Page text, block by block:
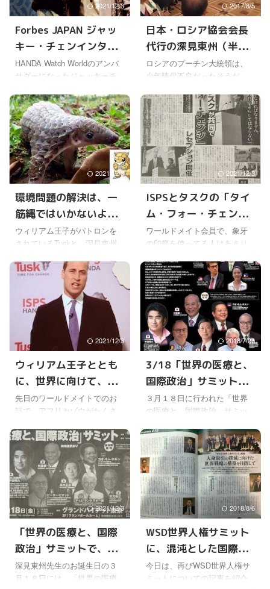
2021/12/3
Forbes JAPAN ジャッ
キー・チェンインタビ
ュー、夢は平和な世界
の実現
HANDA Watch Worldのアンバ
サダーになったジャッキーチ
Forbes JAPAN のウェブサイト
でも公開されていた。 今月号
のForbes JAPANに掲載されて
いたものと同じだけどね。
「アジアで最も稼ぐ男優」ジ
ャッキー・チェンがいま実現
したいこと
pic.twitter.com/CIUX84nEfZ —
Forbes JAPAN (@forbesjapan)
2018年2月28日 これを読むと
...
2017/8/5
日本・ロシア協会会長
代行の深見東州（半田
晴久）先生の挨拶に、
日ロ関係改善のヒン
ト！？
ロシアのプーチン大統領は、
少年時代不良だったそうだ。
たらしい。柔道で規律や礼節
を学んで、不良仲間から抜け
出すことができたそうだ。 ス
ポーツの力で救われていたん
だね、プーチンも。ただ、柔
道は単なるスポーツではなく
哲学だと言っていたけど。
てとっても怖いイメージしか
ないんだけど、本当はおしゃ
べりで冗談好きで、KGBのス
パイには向かないと言われ
ったとか。だとしたらスゴい
役者だよね。 しかし政治家に
転向した後、国内で辣腕 ...
2021/12/3
環境問題の解決は、一
筋縄ではいかないよう
だ
ウィリアム王子がパトロンを
されているTuskと、深見東州
ーツ振興協会がパートナーシ
ップを結び、絶滅しそうな動
物保護に取り組まれるという
ことなので、それらの問題に
ついても勉強してみた。 それ
でわかってきたことは、ワー
ルドメイトで戦争や貧困のな
と願っているけど、ある意味
その縮図とも言えるくらい、
困難で複雑な問題なんだと思
えてきた。 人類救済が動物の
そこに、様々な各国の思惑や
利権が絡んでいるところは、
かなり似ているように ...
2021/12/3
ISPSとタスクの「タイ
ム・フォー・チェン
ジ」で、野生動物保護
の実態を知った
ワールドメイト会員で、象牙
の印鑑を使ってる人はあまり
の経済成長に伴い、象牙の需
要が増え、特に印鑑には象牙
が高価で良いという風潮が長
い間支配していた。 なので、
昔は使っていたというワール
ドメイト会員は、けっこうい
ると思うけどね。 それで先月
ム・フォー・チェンジ」とい
うレセプションで、英国のウ
ィリアム王子や深見東州先生
が、野生生物の保護や環境保
た。 それは、直後に開催され
る、野生動物保護にとって最
も重要な会議である、18 ...
2021/12/3
ウィリアム王子ととも
に、世界に向けて、絶
滅の危機にある野生動
物の保護を訴えた深見
東州先生
先日のワールドメイトでのお
話で、アフリカゾウがたくさ
機にあることを聞いた。そう
なんだと思って何気なく聞い
ていたけど、今日ネットのニ
ュースを見て納得した。 お彼
岸の２２日に、国際スポーツ
振興協会（深見東州先生が会
長）とTuskの主催で、絶滅の
を伝え、保護を訴える「タイ
ムフォーチェンジ」というレ
セプションパーティが都内で
開催されていた。 ”変革の時”と
2018/7/29
3/18「世界の医療と、
国際政治」サミット、
聞いておいて良かった
なと思った
３月１８日に行われた「世界
の医療と、国際政治」サミッ
聞けた。 たくさんありすぎ
て、全部はとても理解しきれ
なかったけど、DVDか何かで
販売してくれないかなと思う
くらい、グローバルヘルスに
関する大事な要点と課題が詰
まっていたように感じた。 こ
の日は深見東州先生と親しい
ピーター・ピオット博士の講
演もある予定だったけど、そ
れは急遽、都合で来日ができ
なくなったそうだ。その代わ
2021/12/3
「世界の医療と、国際
政治」サミットで、グ
ローバル・ヘルスの課
題に取り組む深見東州
深見東州先生のお誕生日の３
月１８日には、「世界の医療
2018/8/6
WSD世界人権サミット
に、混沌とした国際情
勢の中で深い意義を感
じる
今日は、再びWSD世界人権サ
ミットについての記事を紹介